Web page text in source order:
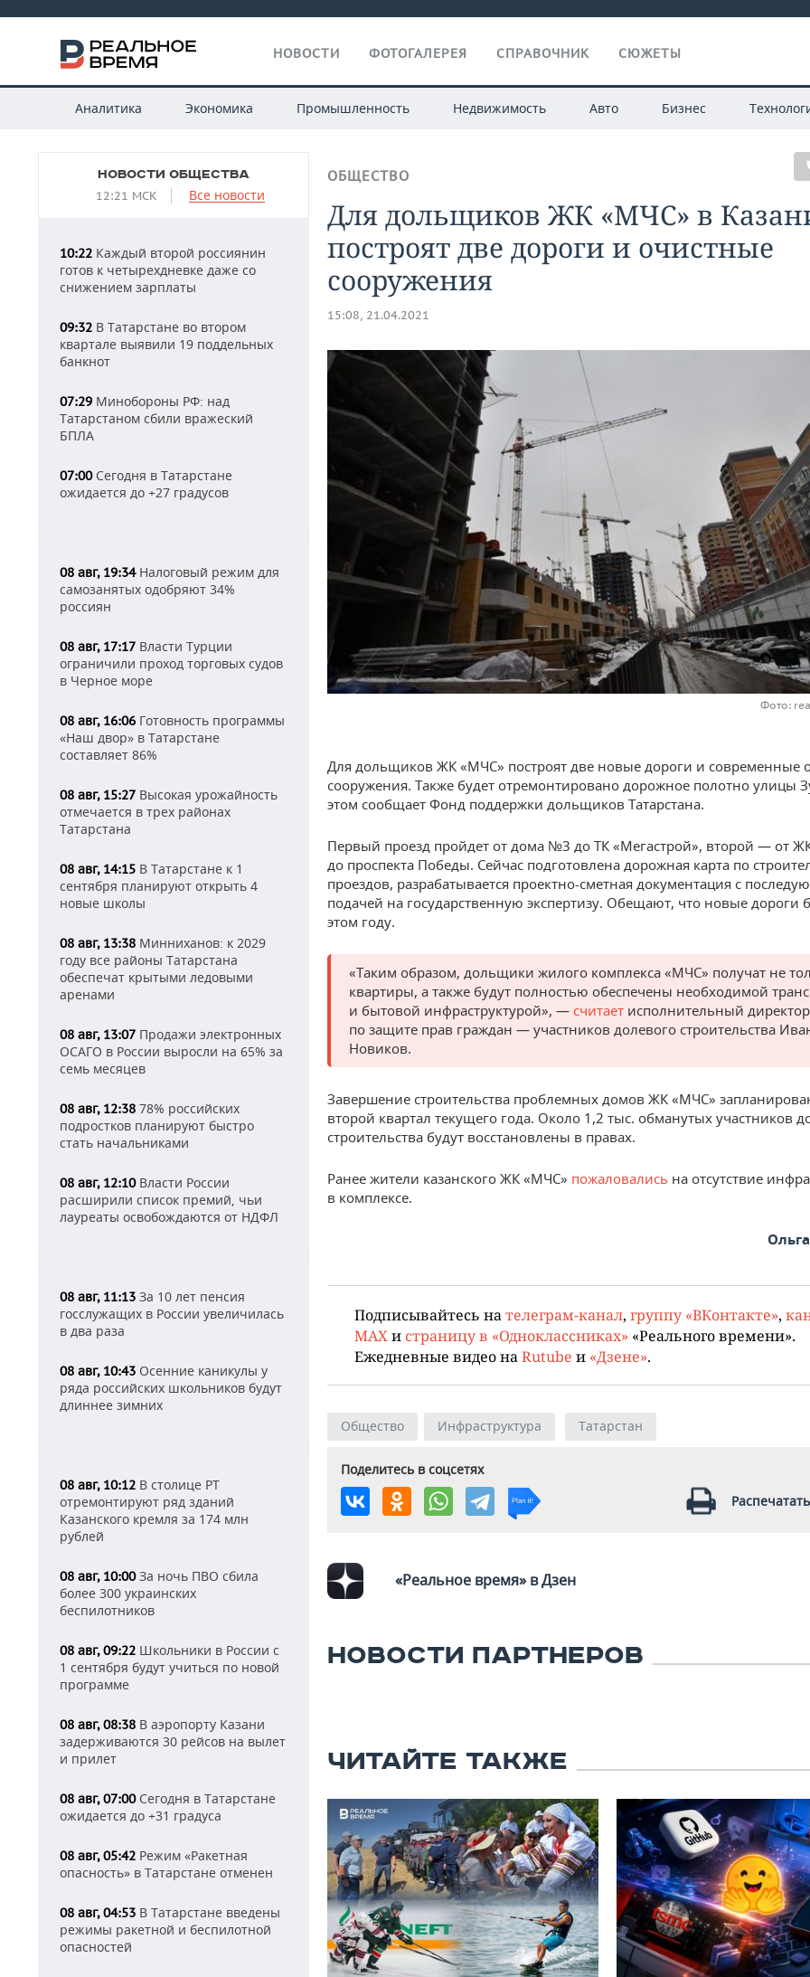
НОВОСТИ ФОТОГАЛЕРЕЯ СПРАВОЧНИК СЮЖЕТЫ
Аналитика Экономика Промышленность Недвижимость Авто Бизнес
НОВОСТИ ОБЩЕСТВА
12:21 МСК Все новости
10:22 Каждый второй россиянин
готов к четырехдневке даже со
снижением зарплаты
09:32 В Татарстане во втором
квартале выявили 19 поддельных
банкнот
07:29 Минобороны РФ: над
Татарстаном сбили вражеский
БПЛА
07:00Сегодня в Татарстане
ожидается до +27 градусов
08 авг, 19:34Налоговый режим для
самозанятых одобряют 34%
россиян
08 авг, 17:17 Власти Турции
ограничили проход торговых судов
в Черное море
08 авг, 16:06 Готовность программы
«Наш двор» в Татарстане
составляет 86%
08 авг, 15:27 Высокая урожайность
отмечается в трех районах
Татарстана
08 авг, 14:15 В Татарстане к 1
сентября планируют открыть 4
новые школы
08 авг, 13:38 Минниханов: к 2029
году все районы Татарстана
обеспечат крытыми ледовыми
аренами
08 авг, 13:07 Продажи электронных
ОСАГО в России выросли на 65% за
семь месяцев
08 авг, 12:38 78% российских
подростков планируют быстро
стать начальниками
08 авг, 12:10Власти России
расширили список премий, чьи
лауреаты освобождаются от НДФЛ
08 авг, 11:13 За 10 лет пенсия
госслужащих в России увеличилась
в два раза
08 авг, 10:43 Осенние каникулы у
ряда российских школьников будут
длиннее зимних
08 авг, 10:12 В столице РТ
отремонтируют ряд зданий
Казанского кремля за 174 млн
рублей
08 авг, 10:00За ночь ПВО сбила
более 300 украинских
беспилотников
08 авг, 09:22 Школьники в России с
1 сентября будут учиться по новой
программе
08 авг, 08:38 В аэропорту Казани
задерживаются 30 рейсов на вылет
и прилет
08 авг, 07:00Сегодня в Татарстане
ожидается до +31 градуса
08 авг, 05:42 Режим «Ракетная
опасность» в Татарстане отменен
08 авг, 04:53 В Татарстане введены
режимы ракетной и беспилотной
опасностей
ОБЩЕСТВО
Для дольщиков ЖК «МЧС» в
построят две дороги и очистные
сооружения
15:08, 21.04.2021
Фото:
Для дольщиков ЖК «МЧС» построят две новые дороги и современные
сооружения. Также будет отремонтировано дорожное полотно улицы
этом сообщает Фонд поддержки дольщиков Татарстана.
Первый проезд пройдет от дома №3 до ТК «Мегастрой», второй — от
до проспекта Победы. Сейчас подготовлена дорожная карта по
проездов, разрабатывается проектно-сметная документация с
подачей на государственную экспертизу. Обещают, что новые дороги
этом году.
«Таким образом, дольщики жилого комплекса «МЧС» получат не
квартиры, а также будут полностью обеспечены необходимой
и бытовой инфраструктурой», — считает исполнительный
по защите прав граждан — участников долевого строительства
Новиков.
Завершение строительства проблемных домов ЖК «МЧС»
второй квартал текущего года. Около 1,2 тыс. обманутых участников
строительства будут восстановлены в правах.
Ранее жители казанского ЖК «МЧС» пожаловались на отсутствие
в комплексе.
Подписывайтесь нателеграм-канал, группу «ВКонтакте»,
MAXи страницу в «Одноклассниках» «Реального времени».
Ежедневные видео наRutube и «Дзене».
Общество Инфраструктура Татарстан
Поделитесь в соцсетях
«Реальное время» в Дзен
НОВОСТИ ПАРТНЕРОВ
ЧИТАЙТЕ ТАКЖЕ